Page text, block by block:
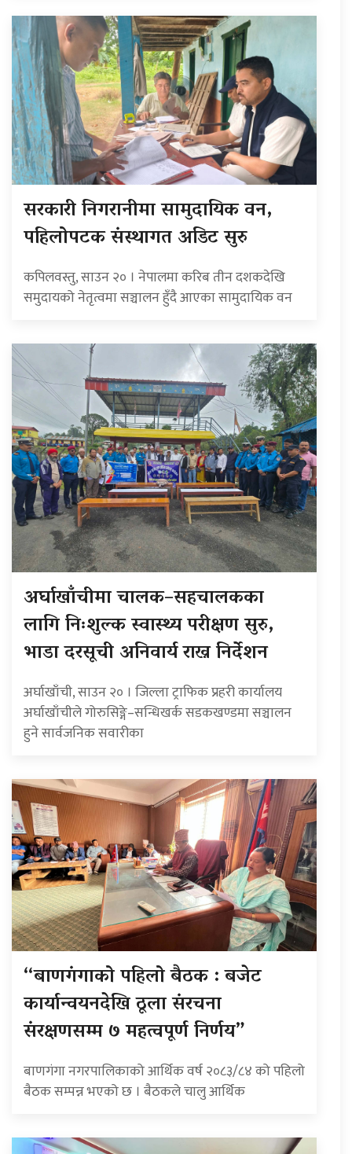
सरकारी निगरानीमा सामुदायिक वन,
पहिलोपटक संस्थागत अडिट सुरु
कपिलवस्तु, साउन २० । नेपालमा करिब तीन दशकदेखि
समुदायको नेतृत्वमा सञ्चालन हुँदै आएका सामुदायिक वन
अर्घाखाँचीमा चालक–सहचालकका
लागि निःशुल्क स्वास्थ्य परीक्षण सुरु,
भाडा दरसूची अनिवार्य राख्न निर्देशन
अर्घाखाँची, साउन २० । जिल्ला ट्राफिक प्रहरी कार्यालय
अर्घाखाँचीले गोरुसिङ्गे–सन्धिखर्क सडकखण्डमा सञ्चालन
हुने सार्वजनिक सवारीका
“बाणगंगाको पहिलो बैठक : बजेट
कार्यान्वयनदेखि ठूला संरचना
संरक्षणसम्म ७ महत्वपूर्ण निर्णय”
बाणगंगा नगरपालिकाको आर्थिक वर्ष २०८३/८४ को पहिलो
बैठक सम्पन्न भएको छ । बैठकले चालु आर्थिक